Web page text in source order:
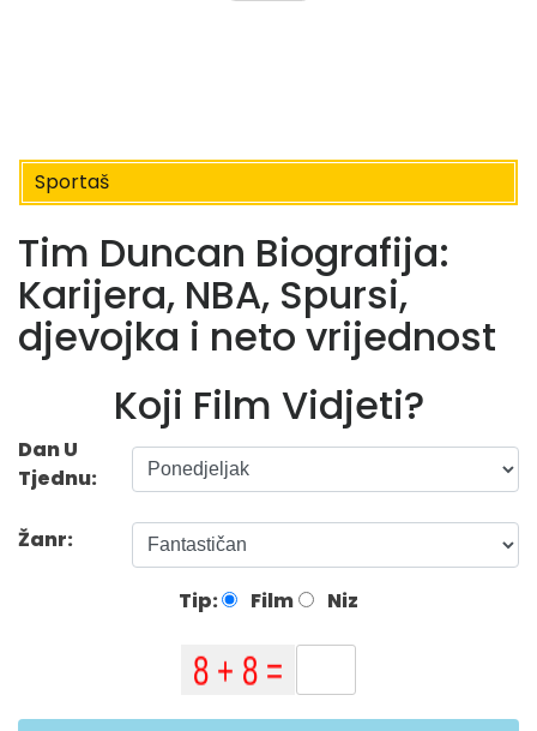
Sportaš
Tim Duncan Biografija:
Karijera, NBA, Spursi,
djevojka i neto vrijednost
Koji Film Vidjeti?
Dan U
Tjednu:
Žanr:
Tip: Film Niz